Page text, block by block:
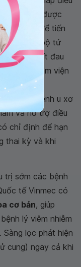
dụng cụ được
bụng để tiến
tồn toàn bộ tử
sẹo nhỏ, ít đau
gian nằm viện
ngừa bệnh u xơ
và hỗ trợ điều
chỉ định để hạn
thai kỳ và khi
trị sớm các bệnh
tế Vinmec có
cơ bản, giúp
lý viêm nhiễm
Sàng lọc phát hiện
cung) ngay cả khi